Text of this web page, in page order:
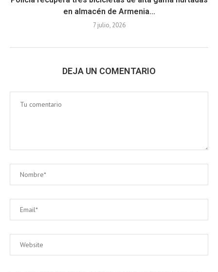
en almacén de Armenia...
7 julio, 2026
DEJA UN COMENTARIO